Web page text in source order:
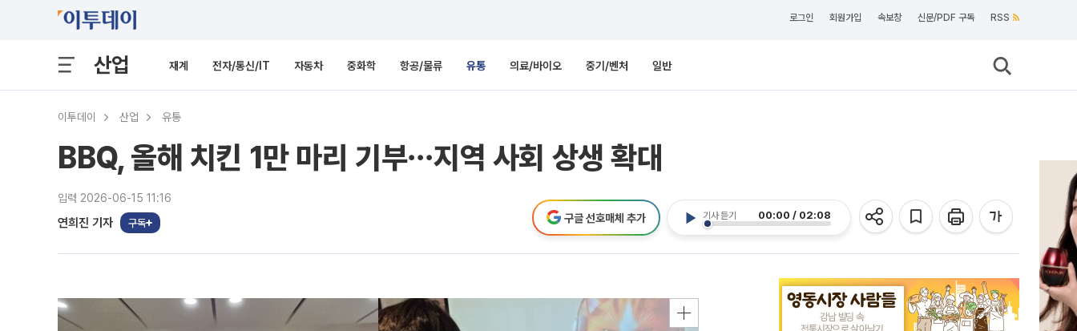
로그인 회원가입 속보창 신문/PDF 구독 RSS
산업 재계 전자/통신/IT 자동차 중화학 항공/물류 유통 의료/바이오 중기/벤처 일반
이투데이 산업 유통
BBQ, 올해 치킨 1만 마리 기부⋯지역 사회 상생 확대
입력 2026-06-15 11:16
연희진 기자 구독
기사 듣기 00:00 / 02:08
구글 선호매체 추가